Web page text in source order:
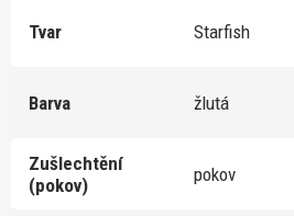
Tvar Starfish
Barva žlutá
Zušlechtění
(pokov)
pokov